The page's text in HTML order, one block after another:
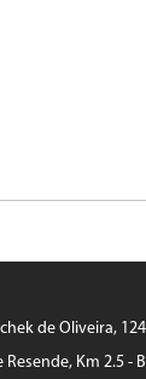
de Oliveira,
Resende, Km 2.5 -